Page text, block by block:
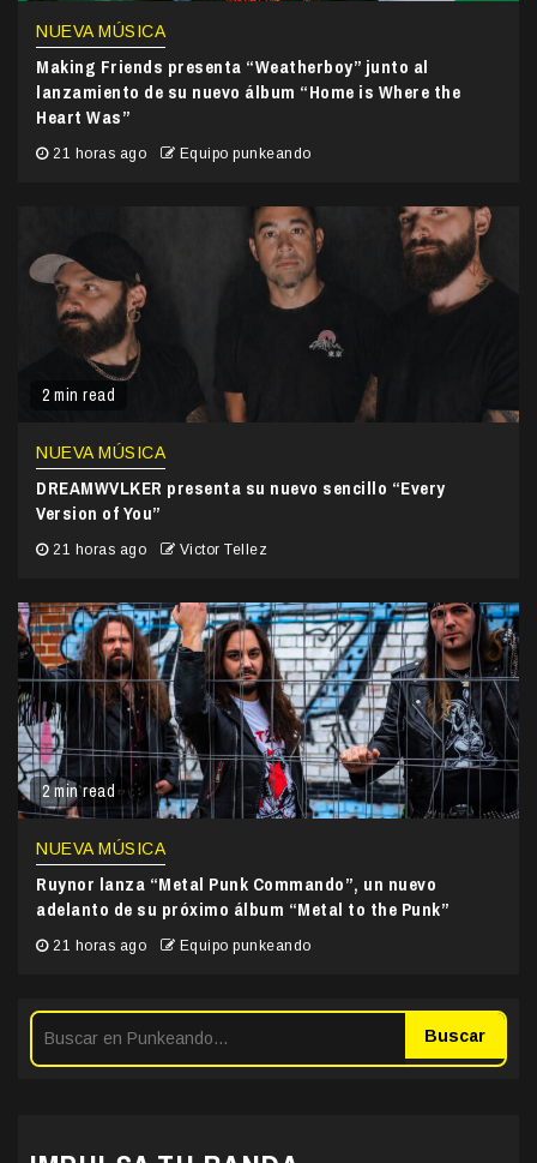
NUEVA MÚSICA
Making Friends presenta “Weatherboy” junto al
lanzamiento de su nuevo álbum “Home is Where the
Heart Was”
21 horas ago Equipo punkeando
2 min read
NUEVA MÚSICA
DREAMWVLKER presenta su nuevo sencillo “Every
Version of You”
21 horas ago Victor Tellez
2 min read
NUEVA MÚSICA
Ruynor lanza “Metal Punk Commando”, un nuevo
adelanto de su próximo álbum “Metal to the Punk”
21 horas ago Equipo punkeando
Buscar